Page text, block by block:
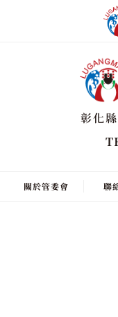
彰化
關於管委會 聯